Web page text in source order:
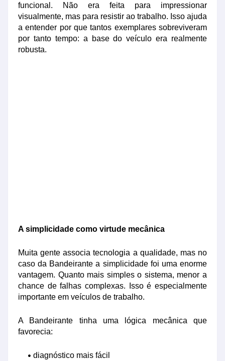
funcional. Não era feita para impressionar
visualmente, mas para resistir ao trabalho. Isso ajuda
a entender por que tantos exemplares sobreviveram
por tanto tempo: a base do veículo era realmente
robusta.
A simplicidade como virtude mecânica
Muita gente associa tecnologia a qualidade, mas no
caso da Bandeirante a simplicidade foi uma enorme
vantagem. Quanto mais simples o sistema, menor a
chance de falhas complexas. Isso é especialmente
importante em veículos de trabalho.
A Bandeirante tinha uma lógica mecânica que
favorecia:
diagnóstico mais fácil